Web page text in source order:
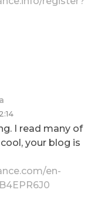
I read many of
your blog is
en-